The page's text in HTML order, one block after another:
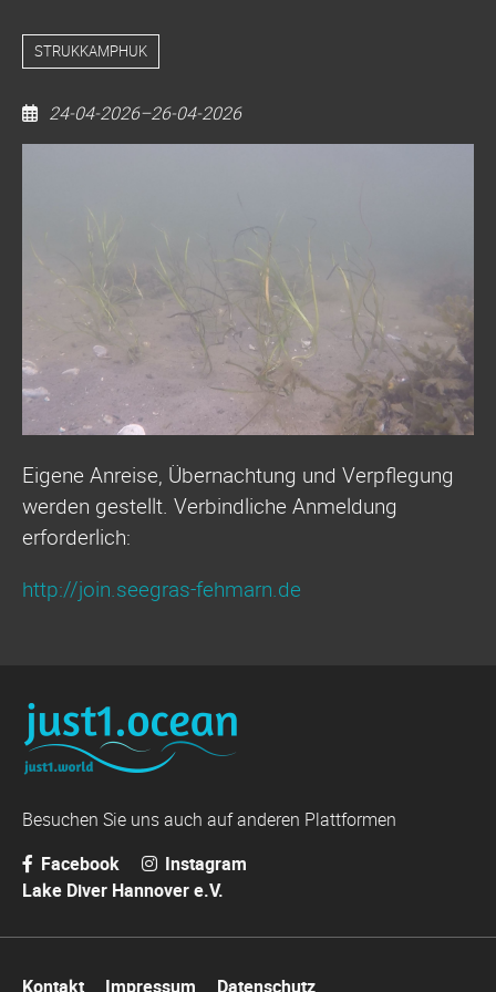
STRUKKAMPHUK
24-04-2026–26-04-2026
Strukkamphuk
Fehmarn
Eigene Anreise, Übernachtung und Verpflegung
werden gestellt. Verbindliche Anmeldung
erforderlich:
http://join.seegras-fehmarn.de
Besuchen Sie uns auch auf anderen Plattformen
Facebook
Instagram
Lake Diver Hannover e.V.
Kontakt Impressum Datenschutz